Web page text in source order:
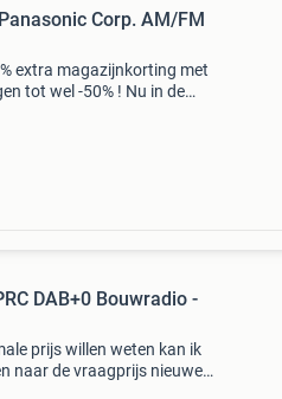
Corp. AM/FM
extra magazijnkorting met
tot wel -50% ! Nu in de
DAB+0 Bouwradio -
prijs willen weten kan ik
naar de vraagprijs nieuwe